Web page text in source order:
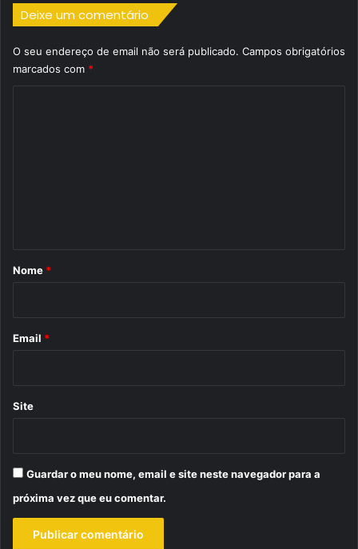
Deixe um comentário
O seu endereço de email não será publicado. Campos obrigatórios
marcados com *
r
*
Nome *
Email *
Site
Guardar o meu nome, email e site neste navegador para a
próxima vez que eu comentar.